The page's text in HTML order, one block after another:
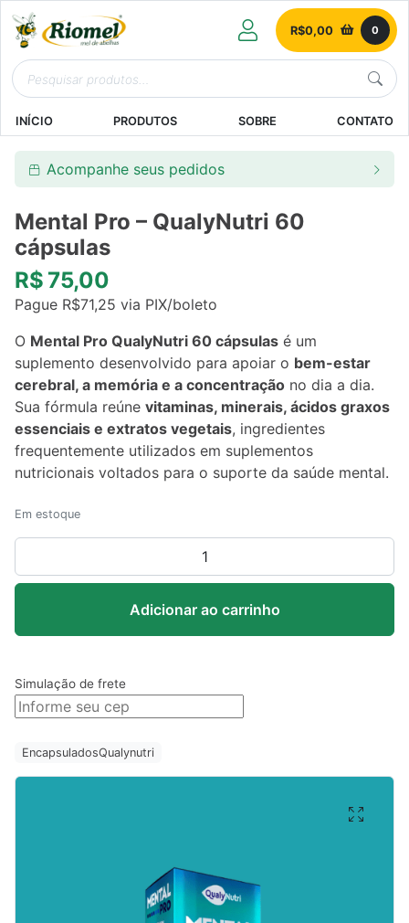
R$0,00 0
INÍCIO PRODUTOS SOBRE CONTATO
Acompanhe seus pedidos
Mental Pro – QualyNutri 60
cápsulas
R$ 75,00
Pague R$71,25 via PIX/boleto
O Mental Pro QualyNutri 60 cápsulas é um
suplemento desenvolvido para apoiar o bem-estar
cerebral, a memória e a concentração no dia a dia.
Sua fórmula reúne vitaminas, minerais, ácidos graxos
essenciais e extratos vegetais, ingredientes
frequentemente utilizados em suplementos
nutricionais voltados para o suporte da saúde mental.
Em estoque
Pro
–
60
quantidade
Adicionar ao carrinho
Simulação de frete
EncapsuladosQualynutri